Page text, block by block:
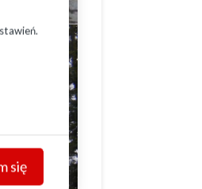
się